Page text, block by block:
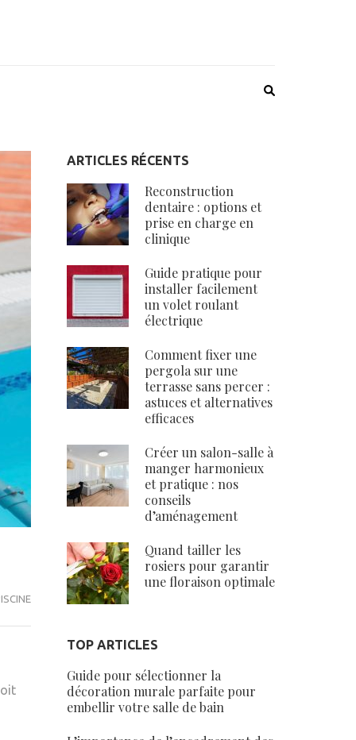
ARTICLES RÉCENTS
Reconstruction
dentaire : options et
prise en charge en
clinique
Guide pratique pour
installer facilement
un volet roulant
électrique
Comment fixer une
pergola sur une
terrasse sans percer :
astuces et alternatives
efficaces
Créer un salon-salle à
manger harmonieux
et pratique : nos
conseils
d’aménagement
Quand tailler les
rosiers pour garantir
une floraison optimale
TOP ARTICLES
Guide pour sélectionner la
décoration murale parfaite pour
embellir votre salle de bain